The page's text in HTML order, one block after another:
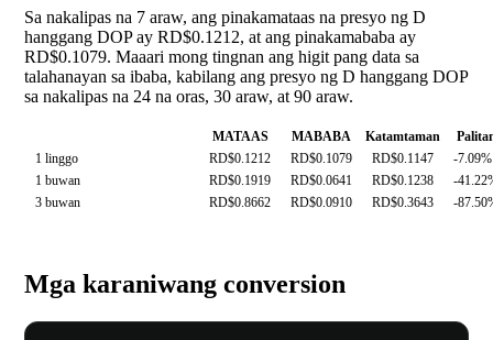
Sa nakalipas na 7 araw, ang pinakamataas na presyo ng D
hanggang DOP ay RD$0.1212, at ang pinakamababa ay
RD$0.1079. Maaari mong tingnan ang higit pang data sa
talahanayan sa ibaba, kabilang ang presyo ng D hanggang DOP
sa nakalipas na 24 na oras, 30 araw, at 90 araw.
MATAAS MABABA Katamtaman
1 linggo
RD$0.1212 RD$0.1079 RD$0.1147
-7.09%
1 buwan
RD$0.1919 RD$0.0641 RD$0.1238
-
3 buwan
RD$0.8662 RD$0.0910 RD$0.3643 -
Mga karaniwang conversion